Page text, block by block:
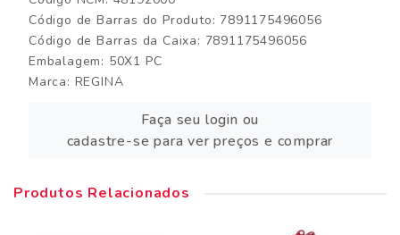
Código de Barras do Produto: 7891175496056
Código de Barras da Caixa: 7891175496056
Embalagem: 50X1 PC
Marca: REGINA
Faça seu login ou
cadastre-se para ver preços e comprar
Produtos Relacionados